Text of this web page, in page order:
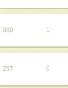
360 1
297 0